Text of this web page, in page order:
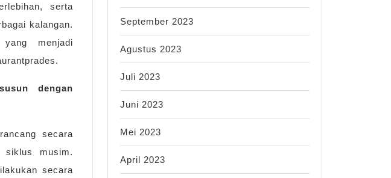
serta
kalangan.
menjadi
dengan
secara
siklus musim.
secara
September 2023
Agustus 2023
Juli 2023
Juni 2023
Mei 2023
April 2023